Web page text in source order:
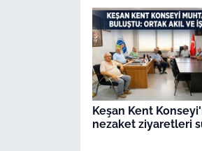
Keşan Kent
nezaket ziyaretleri